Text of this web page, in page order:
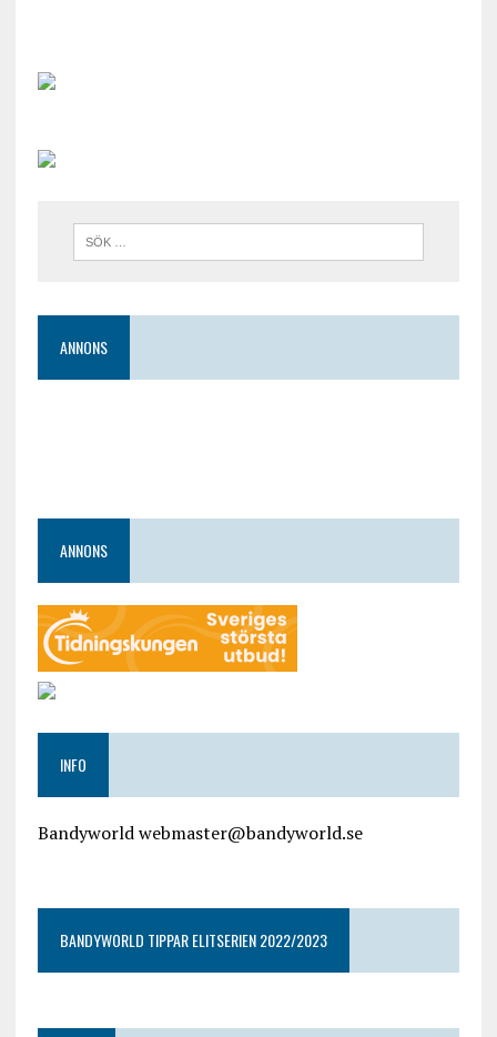
ANNONS
ANNONS
INFO
Bandyworld webmaster@bandyworld.se
BANDYWORLD TIPPAR ELITSERIEN 2022/2023